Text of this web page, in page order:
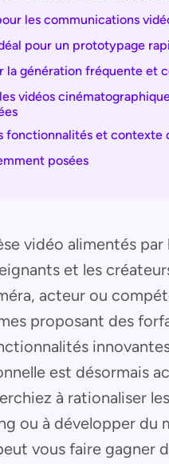
les communications
pour un prototypage
la génération fréquente et
vidéos
fonctionnalités et contexte
posées
vidéo alimentés
et les
acteur ou
proposant des
est désormais
à rationaliser
ou à développer
vous faire gagner